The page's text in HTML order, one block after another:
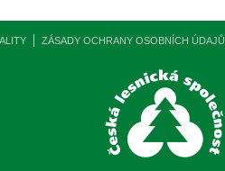
ZÁSADY OCHRANY OSOBNÍCH ÚDAJŮ